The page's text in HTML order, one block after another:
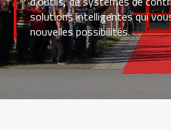
solutions intelligentes qui
nouvelles possibilités.